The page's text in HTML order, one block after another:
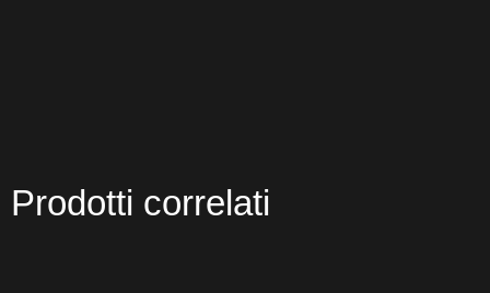
Prodotti correlati